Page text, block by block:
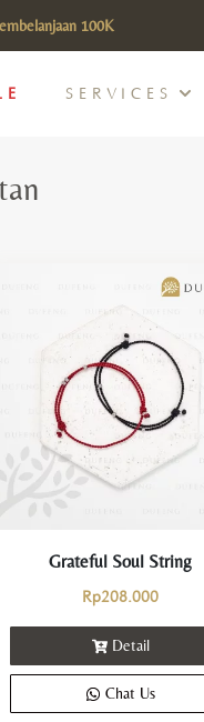
SERVICES
Grateful Soul String
Rp208.000
Detail
Chat Us